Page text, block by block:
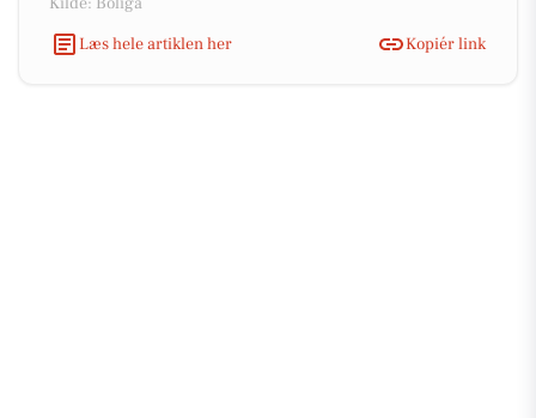
Læs hele artiklen her
Kopiér link